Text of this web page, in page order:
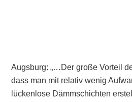
Augsburg: „…Der große Vorteil
dass man mit relativ wenig
lückenlose Dämmschichten